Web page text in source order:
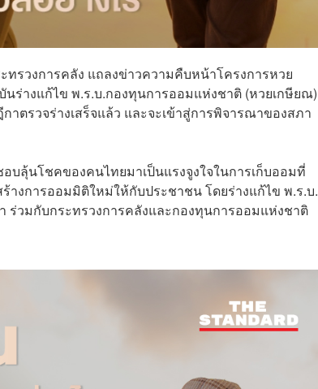
รวงการคลัง แถลงข่าวความคืบหน้าโครงการหวย
ร่างแก้ไข พ.ร.บ.กองทุนการออมแห่งชาติ (หวยเกษียณ)
รวจร่างเสร็จแล้ว และจะเข้าสู่การพิจารณาของสภา
บลุ้นโชคของคนไทยมาเป็นแรงจูงใจในการเก็บออมที่
งการออมมิติใหม่ให้กับประชาชน โดยร่างแก้ไข พ.ร.บ.
วมกับกระทรวงการคลังและกองทุนการออมแห่งชาติ